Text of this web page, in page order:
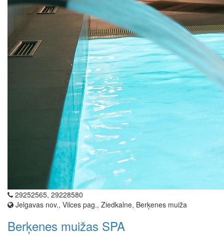
29252565, 29228580
Jelgavas nov., Vilces pag., Ziedkalne, Berķenes muiža
Berķenes muižas SPA